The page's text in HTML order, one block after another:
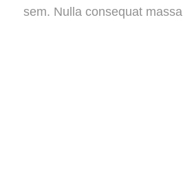
sem. Nulla consequat